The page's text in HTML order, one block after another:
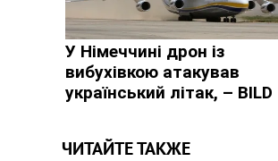
ЧИТАЙТЕ ТАКЖЕ